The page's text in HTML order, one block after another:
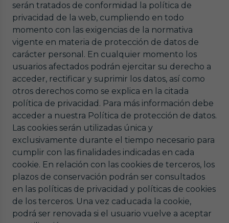
serán tratados de conformidad la política de
privacidad de la web, cumpliendo en todo
momento con las exigencias de la normativa
vigente en materia de protección de datos de
carácter personal. En cualquier momento los
usuarios afectados podrán ejercitar su derecho a
acceder, rectificar y suprimir los datos, así como
otros derechos como se explica en la citada
política de privacidad. Para más información debe
acceder a nuestra Política de protección de datos.
Las cookies serán utilizadas única y
exclusivamente durante el tiempo necesario para
cumplir con las finalidades indicadas en cada
cookie. En relación con las cookies de terceros, los
plazos de conservación podrán ser consultados
en las políticas de privacidad y políticas de cookies
de los terceros. Una vez caducada la cookie,
podrá ser renovada si el usuario vuelve a aceptar